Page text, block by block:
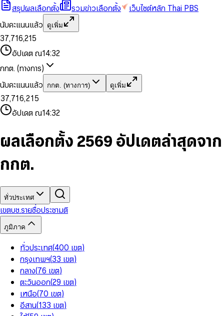
สรุปผลเลือกตั้ง
รวมข่าวเลือกตั้ง
เว็บไซต์หลัก Thai PBS
นับคะแนนแล้ว
ดูเพิ่ม
0
1
2
3
4
5
6
8
9
4
5
6
7
8
9
,
4
6
7
8
9
0
1
2
3
4
5
6
7
8
9
3
5
6
7
8
9
,
1
2
4
5
7
8
9
0
1
3
4
6
7
8
9
2
3
4
5
7
8
อัปเดต ณ14:32
กกต. (ทางการ)
นับคะแนนแล้ว
กกต. (ทางการ) ดูเพิ่ม
0
1
2
3
4
5
7
8
0
1
2
4
5
6
7
8
9
,
0
1
2
4
6
7
8
9
0
1
2
3
5
6
8
9
0
1
3
5
6
7
8
,
1
2
4
6
7
9
0
1
3
5
6
9
0
2
3
4
5
7
9
อัปเดต ณ14:32
ผลเลือกตั้ง 2569 อัปเดตล่าสุดจาก
กกต.
ทั่วประเทศ
เขตบช.รายชื่อประชามติ
ภูมิภาค
ทั่วประเทศ(400 เขต)
กรุงเทพฯ(33 เขต)
กลาง(76 เขต)
ตะวันออก(29 เขต)
เหนือ(70 เขต)
อีสาน(133 เขต)